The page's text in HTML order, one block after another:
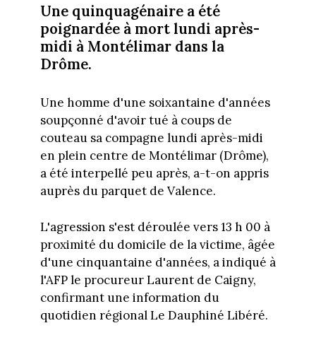
Une quinquagénaire a été
poignardée à mort lundi après-
midi à Montélimar dans la
Drôme.
Une homme d'une soixantaine d'années
soupçonné d'avoir tué à coups de
couteau sa compagne lundi après-midi
en plein centre de Montélimar (Drôme),
a été interpellé peu après, a-t-on appris
auprès du parquet de Valence.
L'agression s'est déroulée vers 13 h 00 à
proximité du domicile de la victime, âgée
d'une cinquantaine d'années, a indiqué à
l'AFP le procureur Laurent de Caigny,
confirmant une information du
quotidien régional Le Dauphiné Libéré.